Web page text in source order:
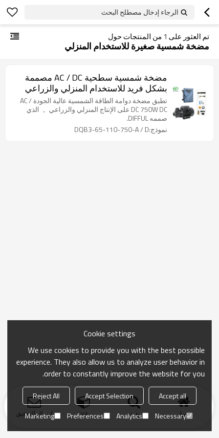
الرجاء إدخال مصطلح البحث
تم العثور على 1 من المنتجات حول
مضخة شمسية صغيرة للاستخدام المنزلي
مضخة شمسية سطحية AC / DC مصممة
بشكل فريد للاستخدام المنزلي والزراعي
تطبق مضخة دوامة الطاقة الشمسية عالية الجودة AC /
DC 750W DC على الإنتاج المنزلي والزراعي ， الذي
صممه DIFFUL.
نموذج:DQB3-65-110-750-A / D
منزل بحث فئة ارسال التحقيق
Cookie settings
We use cookies to provide you with the best possible
experience. They also allow us to analyze user behavior in
order to constantly improve the website for you.
Accept all
Accept Selection
Reject All
Necessary
Analytics
Preferences
Marketing